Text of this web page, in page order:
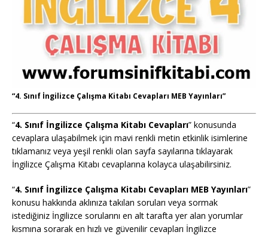
“4. Sınıf İngilizce Çalışma Kitabı Cevapları MEB Yayınları”
“4. Sınıf İngilizce Çalışma Kitabı Cevapları” konusunda
cevaplara ulaşabilmek için mavi renkli metin etkinlik isimlerine
tıklamanız veya yeşil renkli olan sayfa sayılarına tıklayarak
İngilizce Çalışma Kitabı cevaplarına kolayca ulaşabilirsiniz.
“4. Sınıf İngilizce Çalışma Kitabı Cevapları MEB Yayınları”
konusu hakkında aklınıza takılan soruları veya sormak
istediğiniz İngilizce sorularını en alt tarafta yer alan yorumlar
kısmına sorarak en hızlı ve güvenilir cevapları İngilizce